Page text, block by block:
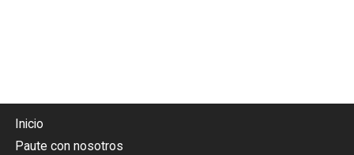
Inicio
Paute con nosotros